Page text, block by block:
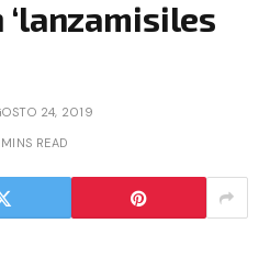
24, 2019
READ